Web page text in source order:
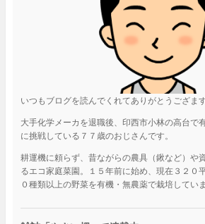
いつもブログを読んでくれてありがとうござま
大手化学メーカを退職後、印西市小林の高台で
に挑戦している７７歳のおじさんです。
耕運機に頼らず、昔ながらの農具（鍬など）や
るエコ家庭菜園。１５年前に始め、現在３２０
０種類以上の野菜を有機・無農薬で栽培していま